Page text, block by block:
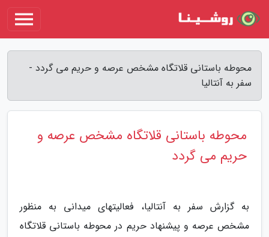
محوطه باستانی قلاتگاه مشخص عرصه و حریم می گردد -
سفر به آنتالیا
محوطه باستانی قلاتگاه مشخص عرصه و
حریم می گردد
به گزارش سفر به آنتالیا، فعالیتهای میدانی به منظور
مشخص عرصه و پیشنهاد حریم در محوطه باستانی قلاتگاه